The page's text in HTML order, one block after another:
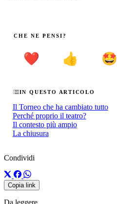
CHE NE PENSI?
❤️ 👍 🤩
IN QUESTO ARTICOLO
Il Torneo che ha cambiato tutto
Perché proprio il teatro?
Il contesto più ampio
La chiusura
Condividi
Copia link
Da leggere